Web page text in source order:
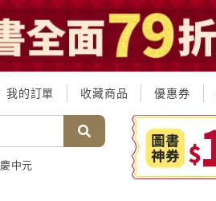
我的訂單 收藏商品 優惠券
中元